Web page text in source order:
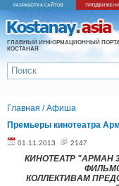
ГЛАВНЫЙ ИНФОРМАЦИОННЫЙ
КОСТАНАЯ
Главная /Афиша
Премьеры кинотеатра
01.11.2013 2147
КИНОТЕАТР "АРМАН
КОЛЛЕКТИВАМ